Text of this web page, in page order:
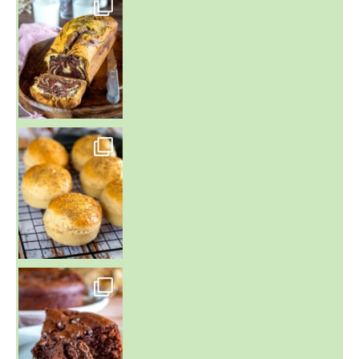
~ BUNS MAISON ~
Un peu de boulange par ici au
~ GÂTEAU FONDANT CHOCO NOISETTE ~
C'est lundi